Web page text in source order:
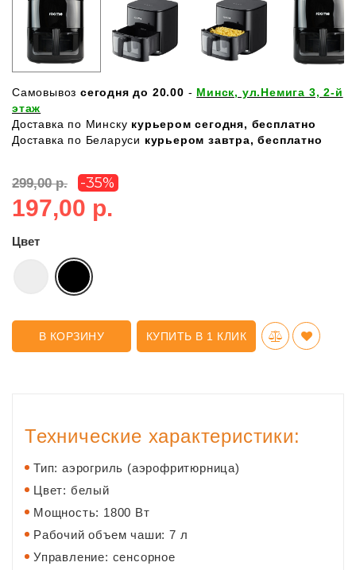
Самовывоз сегодня до 20.00 - Минск, ул.Немига 3, 2-й
этаж
Доставка по Минску курьером сегодня, бесплатно
Доставка по Беларуси курьером завтра, бесплатно
299,00 р. -35%
197,00 р.
Цвет
В КОРЗИНУ КУПИТЬ В 1 КЛИК
Технические характеристики:
Тип: аэрогриль (аэрофритюрница)
Цвет: белый
Мощность: 1800 Вт
Рабочий объем чаши: 7 л
Управление: сенсорное